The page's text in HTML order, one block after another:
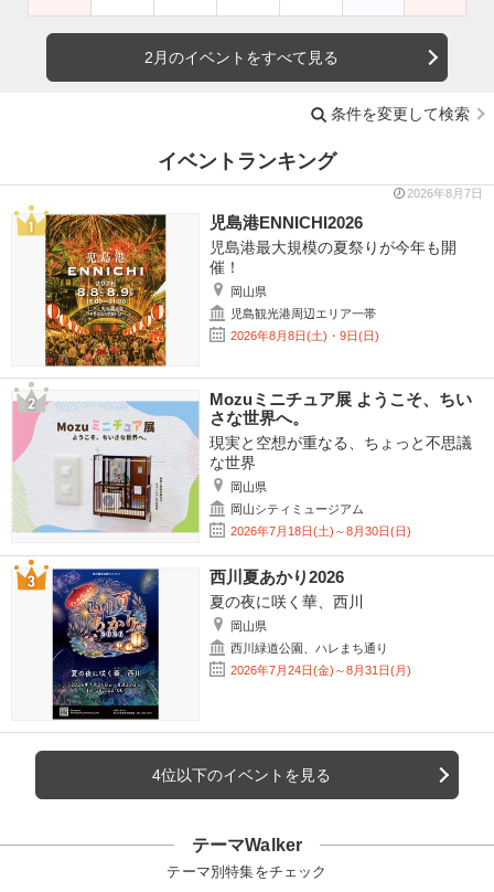
2月のイベントをすべて見る
条件を変更して検索
イベントランキング
2026年8月7日
児島港ENNICHI2026
児島港最大規模の夏祭りが今年も開
催！
岡山県
児島観光港周辺エリア一帯
2026年8月8日(土)・9日(日)
Mozuミニチュア展 ようこそ、ちい
さな世界へ。
現実と空想が重なる、ちょっと不思議
な世界
岡山県
岡山シティミュージアム
2026年7月18日(土)～8月30日(日)
西川夏あかり2026
夏の夜に咲く華、西川
岡山県
西川緑道公園、ハレまち通り
2026年7月24日(金)～8月31日(月)
4位以下のイベントを見る
テーマWalker
テーマ別特集をチェック